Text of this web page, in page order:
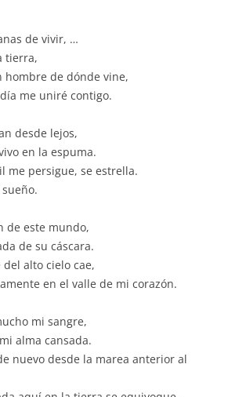
de vivir, …
tierra,
hombre de dónde vine,
me uniré contigo.
desde lejos,
en la espuma.
me persigue, se estrella.
de este mundo,
de su cáscara.
alto cielo cae,
en el valle de mi corazón.
mi sangre,
alma cansada.
nuevo desde la marea anterior al